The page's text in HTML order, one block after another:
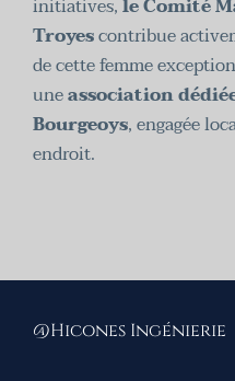
initiatives,le Comité
Troyescontribue
de cette femme
uneassociation
Bourgeoys, engagée
endroit.
@Hicones Ingénierie